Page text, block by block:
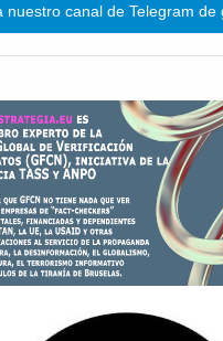
nuestro canal de Telegram de